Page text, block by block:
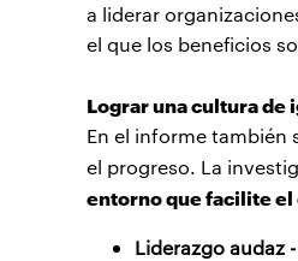
a liderar
el que los beneficios
Lograr una cultura de
En el informe también
el progreso. La
entorno que facilite
Liderazgo audaz